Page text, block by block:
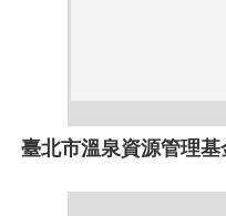
臺北市溫泉資源管理